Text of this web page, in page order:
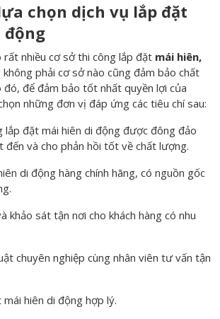
chọn dịch vụ lắp đặt
động
nhiều cơ sở thi công lắp đặt mái hiên,
không phải cơ sở nào cũng đảm bảo chất
đó, để đảm bảo tốt nhất quyền lợi của
những đơn vị đáp ứng các tiêu chí sau:
lắp đặt mái hiên di động được đông đảo
đến và cho phản hồi tốt về chất lượng.
di động hàng chính hãng, có nguồn gốc
khảo sát tận nơi cho khách hàng có nhu
chuyên nghiệp cùng nhân viên tư vấn tận
mái hiên di động hợp lý.